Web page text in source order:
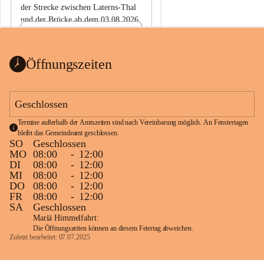
der Strecke zwischen Laterns-Thal
und der Brücke ab dem 03.08.2026
ht
1 Seite•0,1 MB
Öffnungszeiten
Geschlossen
Termine außerhalb der Amtszeiten sind nach Vereinbarung möglich. An Fenstertagen
bleibt das Gemeindeamt geschlossen.
SO
Geschlossen
MO 08:00 - 12:00
DI
08:00 - 12:00
MI
08:00 - 12:00
DO
08:00 - 12:00
FR
08:00 - 12:00
SA
Geschlossen
Mariä Himmelfahrt:
Die Öffnungszeiten können an diesem Feiertag abweichen.
Zuletzt bearbeitet: 07.07.2025